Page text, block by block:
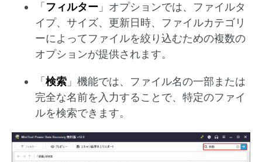
「 フィルター 」オプションでは、ファイルタ
イプ、サイズ、更新日時、ファイルカテゴリ
ーによってファイルを絞り込むための複数の
オプションが提供されます。
「 検索 」機能では、ファイル名の一部または
完全な名前を入力することで、特定のファイ
ルを検索できます。